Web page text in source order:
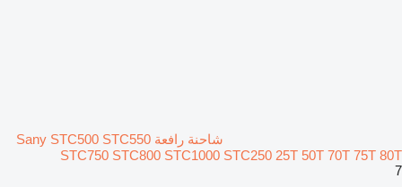
شاحنة رافعة Sany STC500 STC550
STC750 STC800 STC1000 STC250 25T 50T 70T 75T 80T
7